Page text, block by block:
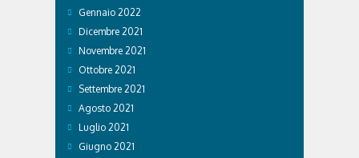
Gennaio 2022
Dicembre 2021
Novembre 2021
Ottobre 2021
Settembre 2021
Agosto 2021
Luglio 2021
Giugno 2021